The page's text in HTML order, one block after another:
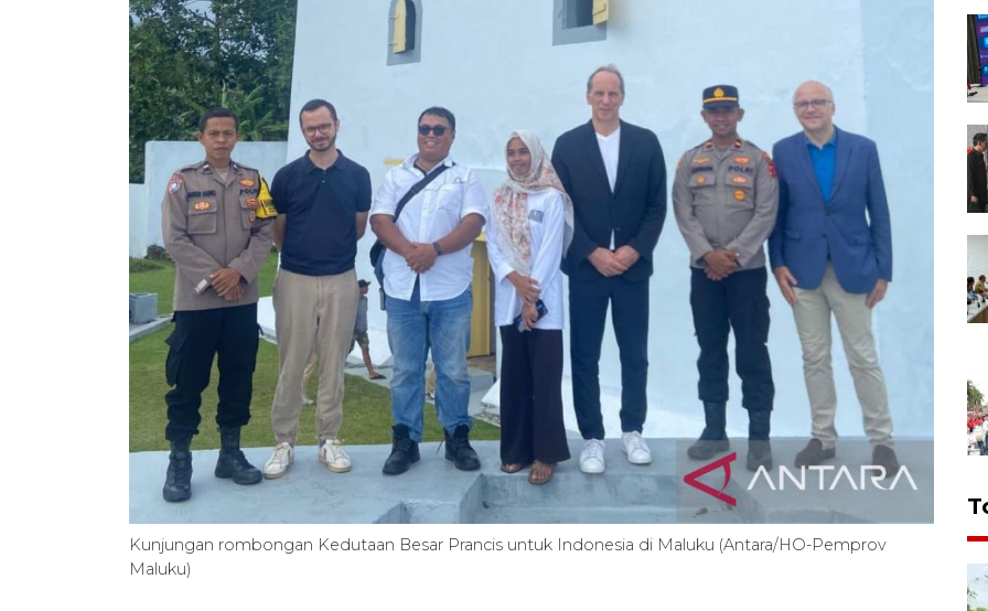
Kunjungan rombongan Kedutaan Besar Prancis untuk Indonesia di Maluku (Antara/HO-Pemprov
Maluku)